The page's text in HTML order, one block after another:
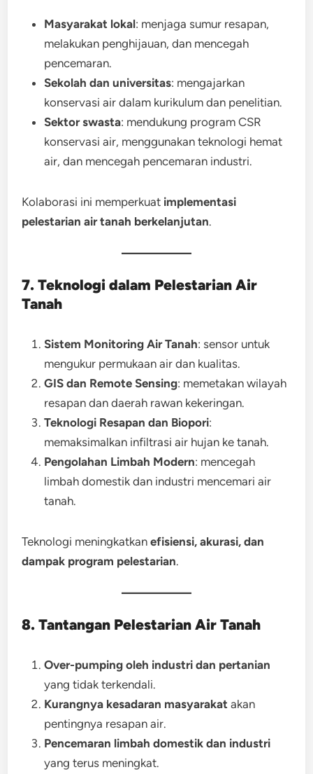
Masyarakat lokal: menjaga sumur resapan,
melakukan penghijauan, dan mencegah
pencemaran.
Sekolah dan universitas: mengajarkan
konservasi air dalam kurikulum dan penelitian.
Sektor swasta: mendukung program CSR
konservasi air, menggunakan teknologi hemat
air, dan mencegah pencemaran industri.
Kolaborasi ini memperkuat implementasi
pelestarian air tanah berkelanjutan.
7. Teknologi dalam Pelestarian Air
Tanah
Sistem Monitoring Air Tanah: sensor untuk
mengukur permukaan air dan kualitas.
GIS dan Remote Sensing: memetakan wilayah
resapan dan daerah rawan kekeringan.
Teknologi Resapan dan Biopori:
memaksimalkan infiltrasi air hujan ke tanah.
Pengolahan Limbah Modern: mencegah
limbah domestik dan industri mencemari air
tanah.
Teknologi meningkatkanefisiensi, akurasi, dan
dampak program pelestarian.
8. Tantangan Pelestarian Air Tanah
Over-pumping oleh industri dan pertanian
yang tidak terkendali.
Kurangnya kesadaran masyarakat akan
pentingnya resapan air.
Pencemaran limbah domestik dan industri
yang terus meningkat.